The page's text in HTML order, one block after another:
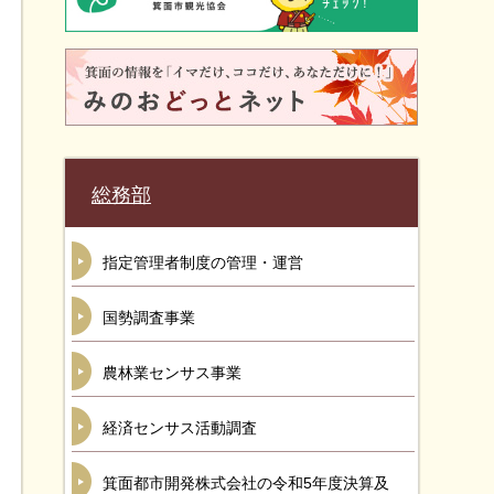
総務部
指定管理者制度の管理・運営
国勢調査事業
農林業センサス事業
経済センサス活動調査
箕面都市開発株式会社の令和5年度決算及